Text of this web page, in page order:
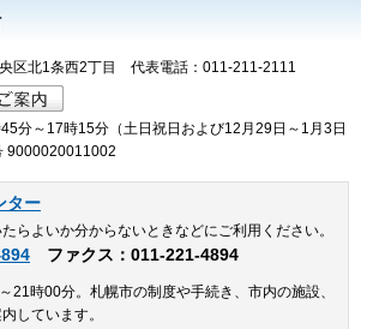
区北1条西2丁目 代表電話：011-211-2111
分～17時15分（土日祝日および12月29日～1月3日
9000020011002
ター
らよいか分からないときなどにご利用ください。
ファクス：011-221-4894
21時00分。札幌市の制度や手続き、市内の施設、
しています。